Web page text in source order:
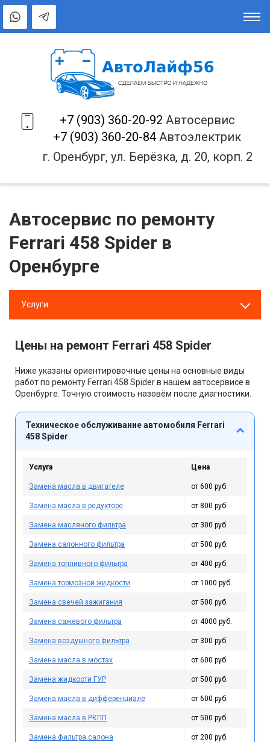
+7 (903) 360-20-92 Автосервис
+7 (903) 360-20-84 Автоэлектрик
г. Оренбург, ул. Берёзка, д. 20, корп. 2
Автосервис по ремонту
Ferrari 458 Spider в
Оренбурге
Услуги
Цены на ремонт Ferrari 458 Spider
Ниже указаны ориентировочные цены на основные виды
работ по ремонту Ferrari 458 Spider в нашем автосервисе в
Оренбурге. Точную стоимость назовём после диагностики.
Техническое обслуживание автомобиля Ferrari
458 Spider
Услуга Цена
Замена масла в двигателе от 600 руб.
Замена масла в редукторе от 800 руб.
Замена масляного фильтра от 300 руб.
Замена салонного фильтра от 500 руб.
Замена топливного фильтра от 400 руб.
Замена тормозной жидкости от 1000 руб.
Замена свечей зажигания от 500 руб.
Замена сажевого фильтра от 4000 руб.
Замена воздушного фильтра от 300 руб.
Замена масла в мостах от 600 руб.
Замена жидкости ГУР от 500 руб.
Замена масла в дифференциале от 600 руб.
Замена масла в РКПП от 500 руб.
Замена фильтра салона от 200 руб.